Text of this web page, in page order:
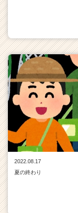
2022.08.17
夏の終わり